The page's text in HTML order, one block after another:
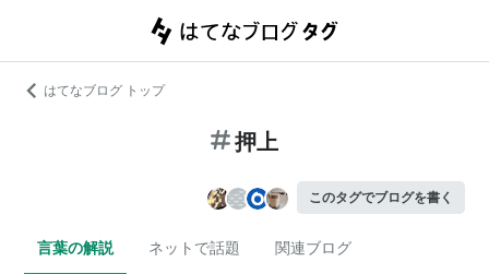
はてなブログ トップ
押上
このタグでブログを書く
言葉の解説 ネットで話題 関連ブログ